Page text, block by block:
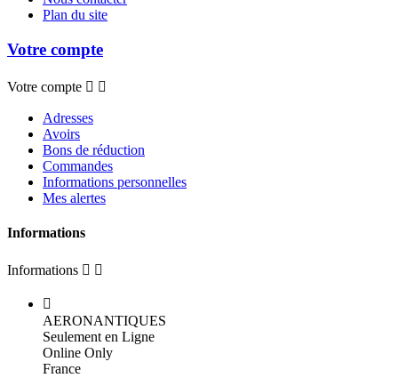
Plan du site
Votre compte
Votre compte  
Adresses
Avoirs
Bons de réduction
Commandes
Informations personnelles
Mes alertes
Informations
Informations  

AERONANTIQUES
Seulement en Ligne
Online Only
France